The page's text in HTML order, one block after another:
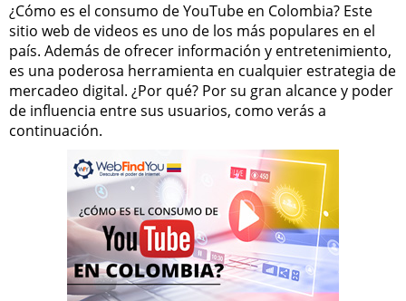
¿Cómo es el consumo de YouTube en Colombia? Este
sitio web de videos es uno de los más populares en el
país. Además de ofrecer información y entretenimiento,
es una poderosa herramienta en cualquier estrategia de
mercadeo digital. ¿Por qué? Por su gran alcance y poder
de influencia entre sus usuarios, como verás a
continuación.